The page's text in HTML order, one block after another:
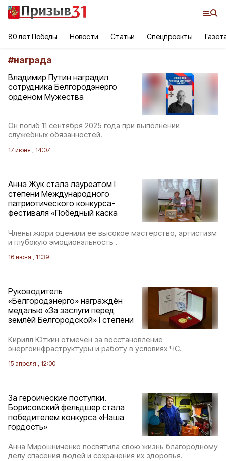
80 лет Победы Новости Статьи Спецпроекты
#награда
Владимир Путин наградил
сотрудника Белгородэнерго
орденом Мужества
Он погиб 11 сентября 2025 года при выполнении
служебных обязанностей.
17 июня , 14:07
Анна Жук стала лауреатом I
степени Международного
патриотического конкурса-
фестиваля «Победный каска
Члены жюри оценили её высокое мастерство, артистизм
и глубокую эмоциональность .
16 июня , 11:39
Руководитель
«Белгородэнерго» награждён
медалью «За заслуги перед
землёй Белгородской» I степени
Кирилл Юткин отмечен за восстановление
энергоинфраструктуры и работу в условиях ЧС.
15 апреля , 12:00
За героические поступки.
Борисовский фельдшер стала
победителем конкурса «Наша
гордость»
Анна Мирошниченко посвятила свою жизнь благородному
делу спасения людей и сохранения их здоровья.